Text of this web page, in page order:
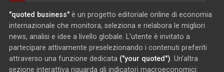
"quoted business" è un progetto editoriale online di economia
internazionale che monitora, seleziona e rielabora le migliori
news, analisi e idee a livello globale. L'utente è invitato a
partecipare attivamente preselezionando i contenuti preferiti
attraverso una funzione dedicata ("your quoted") . Un'altra
sezione interattiva riguarda gli indicatori macroeconomici: